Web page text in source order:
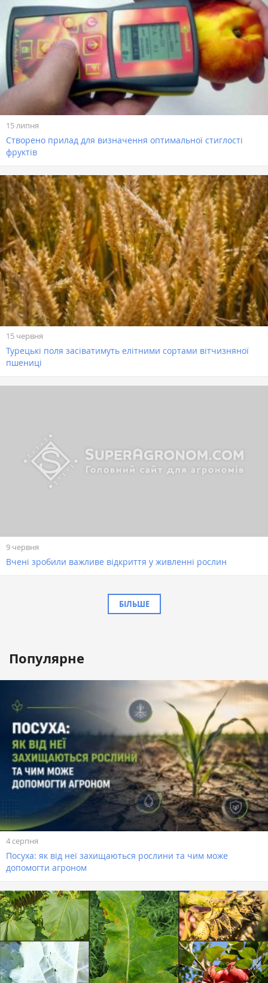
15 липня
Створено прилад для визначення оптимальної стиглості
фруктів
15 червня
Турецькі поля засіватимуть елітними сортами вітчизняної
пшениці
9 червня
Вчені зробили важливе відкриття у живленні рослин
БІЛЬШЕ
Популярне
4 серпня
Посуха: як від неї захищаються рослини та чим може
допомогти агроном